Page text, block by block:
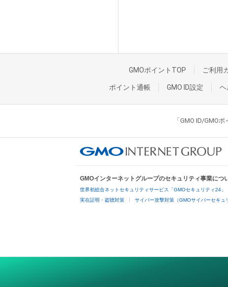
GMOポイントTOP ご利用
ポイント通帳 GMO ID設定 ヘ
「GMO ID/GMO
GMOインターネットグループのセキュリティ事業につ
世界初総合ネットセキュリティサービス「GMOセキュリティ24」
実在証明・盗聴対策 サイバー攻撃対策（GMOサイバーセキュ